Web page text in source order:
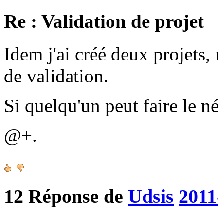
Re : Validation de projet
Idem j'ai créé deux
de validation.
Si quelqu'un peut faire le
@+.
12 Réponse de Udsis